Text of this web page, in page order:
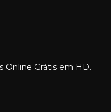
Online Grátis em HD.